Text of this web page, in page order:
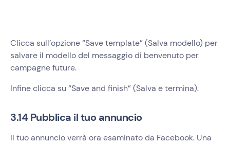
Clicca sull’opzione “Save template” (Salva modello) per
salvare il modello del messaggio di benvenuto per
campagne future.
Infine clicca su “Save and finish” (Salva e termina).
3.14 Pubblica il tuo annuncio
Il tuo annuncio verrà ora esaminato da Facebook. Una